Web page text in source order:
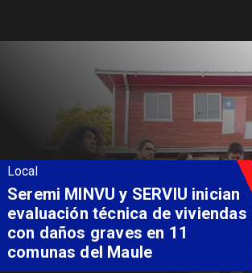
Local
Fondo Orasmi entrega apoyo a
familia de Romeral para
costear alimentación
especializada de niño con
Síndrome de Intestino Corto